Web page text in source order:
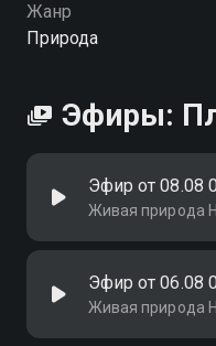
Жанр
Природа
Эфиры:
Эфир от 08.08
Живая природа
Эфир от 06.08
Живая природа